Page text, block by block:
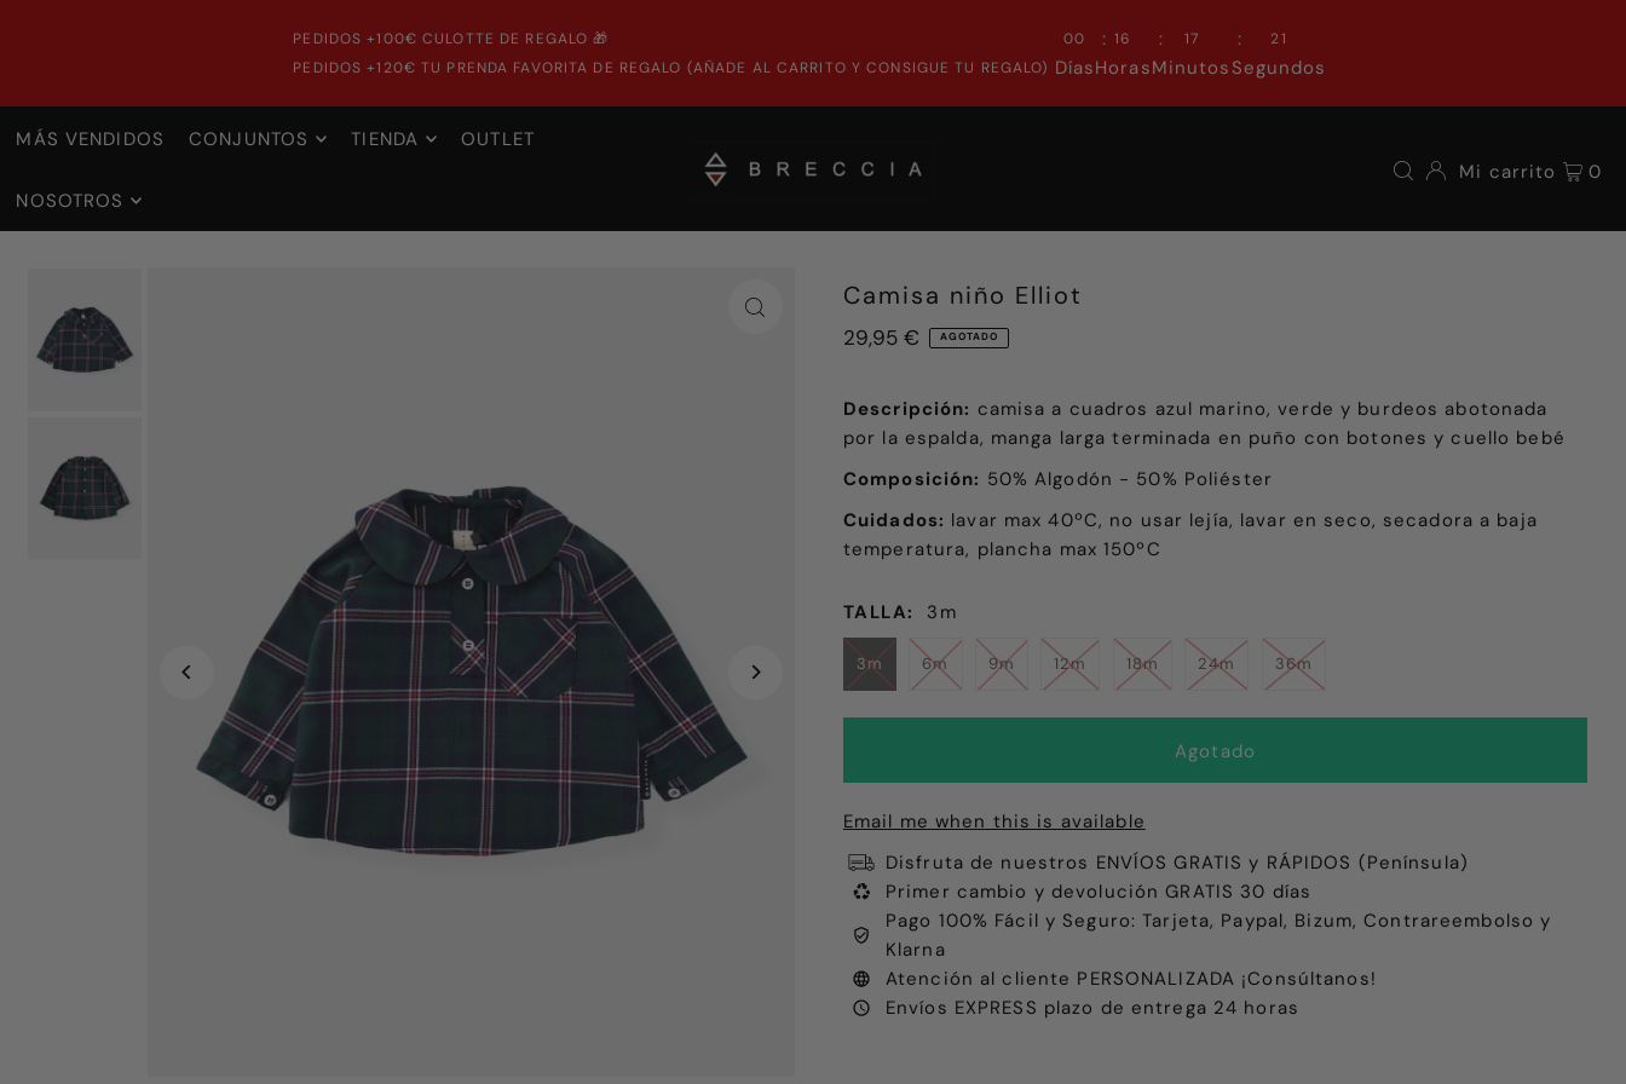
PEDIDOS +100€ CULOTTE DE REGALO 🎁
PEDIDOS +120€ TU PRENDA FAVORITA DE REGALO (AÑADE AL CARRITO Y CONSIGUE TU REGALO)
00
Días
: 16
Horas
: 17
Minutos
: 20
Segundos
MÁS VENDIDOS CONJUNTOS TIENDA OUTLET
NOSOTROS
Mi carrito 0
Camisa niño Elliot
29,95 € AGOTADO
Descripción: camisa a cuadros azul marino, verde y burdeos abotonada
por la espalda, manga larga terminada en puño con botones y cuello bebé
Composición: 50% Algodón - 50% Poliéster
Cuidados: lavar max 40ºC, no usar lejía, lavar en seco, secadora a baja
temperatura, plancha max 150ºC
TALLA: 3m
3m 6m 9m 12m 18m 24m 36m
Email me when this is available
Disfruta de nuestros ENVÍOS GRATIS y RÁPIDOS (Península)
Primer cambio y devolución GRATIS 30 días
Pago 100% Fácil y Seguro: Tarjeta, Paypal, Bizum, Contrareembolso y
Klarna
Atención al cliente PERSONALIZADA ¡Consúltanos!
Envíos EXPRESS plazo de entrega 24 horas